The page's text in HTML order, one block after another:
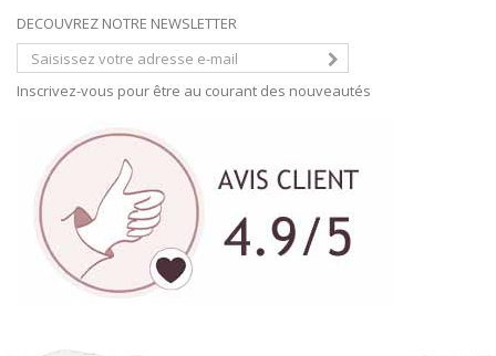
DECOUVREZ NOTRE NEWSLETTER
Inscrivez-vous pour être au courant des nouveautés